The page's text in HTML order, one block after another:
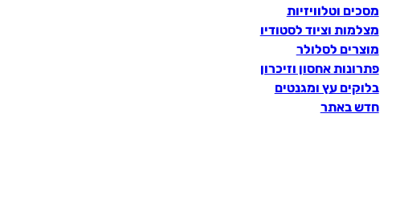
מסכים וטלוויזיות
מצלמות וציוד לסטודיו
מוצרים לסלולר
פתרונות אחסון וזיכרון
בלוקים עץ ומגנטים
חדש באתר